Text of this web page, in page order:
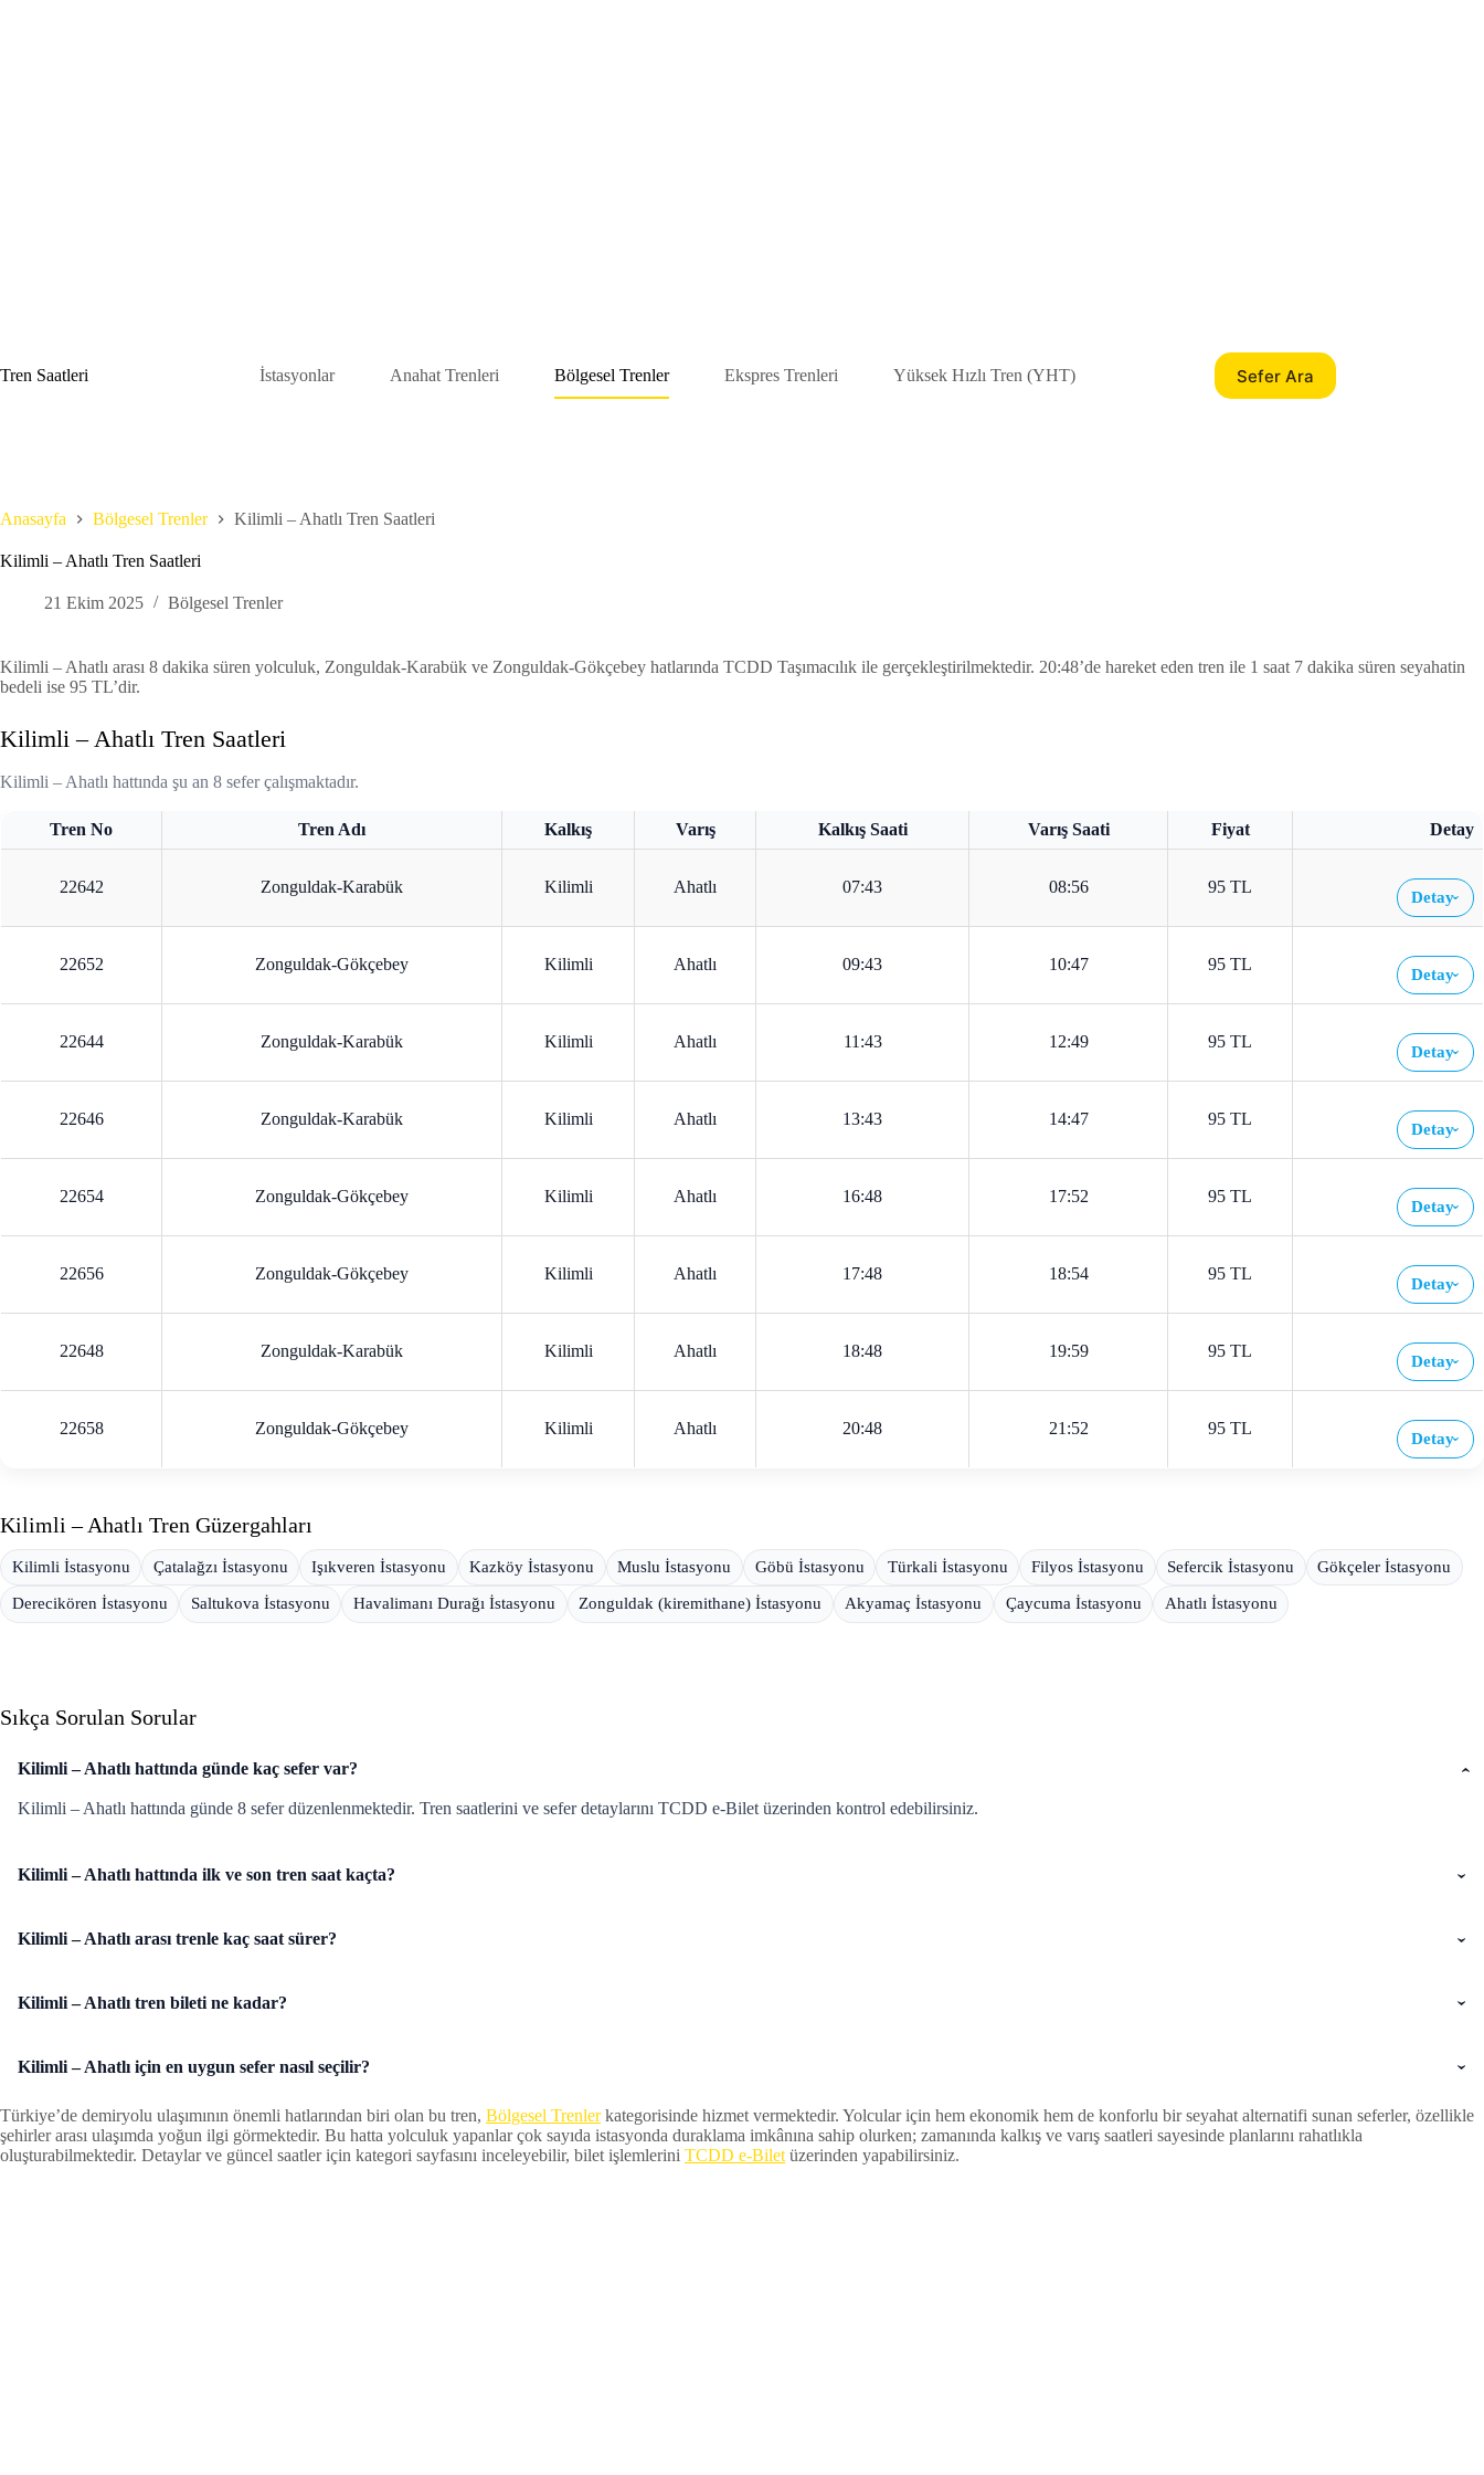
Tren Saatleri
İstasyonlar Anahat Trenleri Bölgesel Trenler Ekspres Trenleri Yüksek Hızlı Tren (YHT) Sefer Ara
Anasayfa Bölgesel Trenler Kilimli – Ahatlı Tren Saatleri
Kilimli – Ahatlı Tren Saatleri
21 Ekim 2025 Bölgesel Trenler
Kilimli – Ahatlı arası 8 dakika süren yolculuk, Zonguldak-Karabük ve Zonguldak-Gökçebey hatlarında TCDD Taşımacılık ile gerçekleştirilmektedir. 20:48’de hareket eden tren ile 1 saat 7 dakika süren seyahatin
bedeli ise 95 TL’dir.
Kilimli – Ahatlı Tren Saatleri
Kilimli – Ahatlı hattında şu an 8 sefer çalışmaktadır.
Tren No Tren Adı Kalkış Varış Kalkış Saati Varış Saati Fiyat Detay
22642 Zonguldak-Karabük Kilimli Ahatlı 07:43 08:56 95 TL
Detay›
22652 Zonguldak-Gökçebey Kilimli Ahatlı 09:43 10:47 95 TL
Detay›
22644 Zonguldak-Karabük Kilimli Ahatlı 11:43 12:49 95 TL
Detay›
22646 Zonguldak-Karabük Kilimli Ahatlı 13:43 14:47 95 TL
Detay›
22654 Zonguldak-Gökçebey Kilimli Ahatlı 16:48 17:52 95 TL
Detay›
22656 Zonguldak-Gökçebey Kilimli Ahatlı 17:48 18:54 95 TL
Detay›
22648 Zonguldak-Karabük Kilimli Ahatlı 18:48 19:59 95 TL
Detay›
22658 Zonguldak-Gökçebey Kilimli Ahatlı 20:48 21:52 95 TL
Detay›
Kilimli – Ahatlı Tren Güzergahları
Kilimli İstasyonu Çatalağzı İstasyonu Işıkveren İstasyonu Kazköy İstasyonu Muslu İstasyonu Göbü İstasyonu Türkali İstasyonu Filyos İstasyonu Sefercik İstasyonu Gökçeler İstasyonu
Derecikören İstasyonu Saltukova İstasyonu Havalimanı Durağı İstasyonu Zonguldak (kiremithane) İstasyonu Akyamaç İstasyonu Çaycuma İstasyonu Ahatlı İstasyonu
Sıkça Sorulan Sorular
Kilimli – Ahatlı hattında günde kaç sefer var?
Kilimli – Ahatlı hattında günde 8 sefer düzenlenmektedir. Tren saatlerini ve sefer detaylarını TCDD e-Bilet üzerinden kontrol edebilirsiniz.
Kilimli – Ahatlı hattında ilk ve son tren saat kaçta?
Kilimli – Ahatlı arası trenle kaç saat sürer?
Kilimli – Ahatlı tren bileti ne kadar?
Kilimli – Ahatlı için en uygun sefer nasıl seçilir?
Türkiye’de demiryolu ulaşımının önemli hatlarından biri olan bu tren, Bölgesel Trenlerkategorisinde hizmet vermektedir. Yolcular için hem ekonomik hem de konforlu bir seyahat alternatifi sunan seferler, özellikle
şehirler arası ulaşımda yoğun ilgi görmektedir. Bu hatta yolculuk yapanlar çok sayıda istasyonda duraklama imkânına sahip olurken; zamanında kalkış ve varış saatleri sayesinde planlarını rahatlıkla
oluşturabilmektedir. Detaylar ve güncel saatler için kategori sayfasını inceleyebilir, bilet işlemlerini TCDD e-Bilet üzerinden yapabilirsiniz.